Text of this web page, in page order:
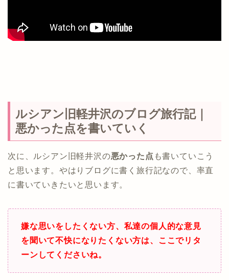
ルシアン旧軽井沢のブログ旅行記｜
悪かった点を書いていく
次に、ルシアン旧軽井沢の悪かった点 も書いていこう
と思います。やはりブログに書く旅行記なので、率直
に書いていきたいと思います。
嫌な思いをしたくない方、私達の個人的な意見
を聞いて不快になりたくない方は、ここでリタ
ーンしてくださいね。